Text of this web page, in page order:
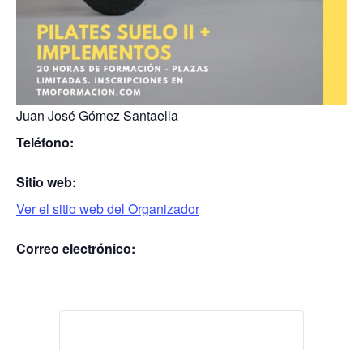
Juan José Gómez Santaella
Teléfono:
Sitio web:
Ver el sitio web del Organizador
Correo electrónico: